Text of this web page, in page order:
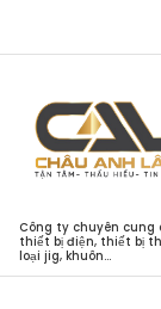
Công ty chuyên cung
thiết bị điện, thiết bị
loại jig, khuôn...